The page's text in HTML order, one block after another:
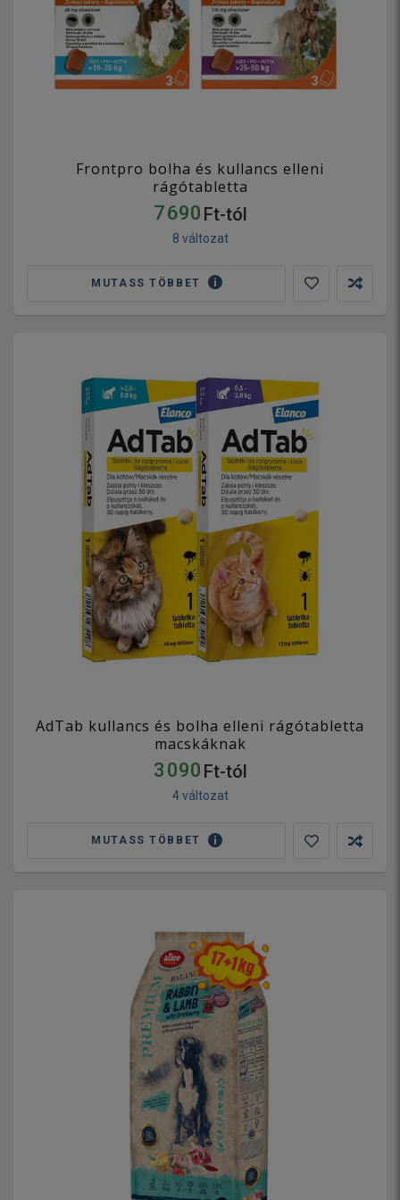
Frontpro bolha és kullancs elleni
rágótabletta
7 690 Ft-tól
8 változat
MUTASS TÖBBET
AdTab kullancs és bolha elleni rágótabletta
macskáknak
3 090 Ft-tól
4 változat
MUTASS TÖBBET